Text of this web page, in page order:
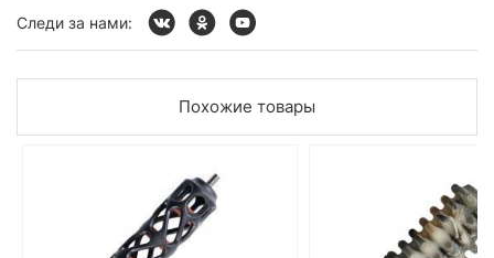
Следи за нами:
Похожие товары